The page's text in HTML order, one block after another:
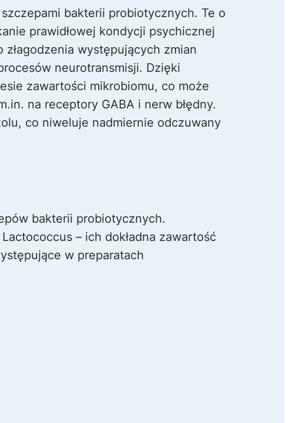
bakterii probiotycznych. Te o
prawidłowej kondycji psychicznej
występujących zmian
neurotransmisji. Dzięki
zawartości mikrobiomu, co może
na receptory GABA i nerw błędny.
co niweluje nadmiernie odczuwany
bakterii probiotycznych.
– ich dokładna zawartość
w preparatach